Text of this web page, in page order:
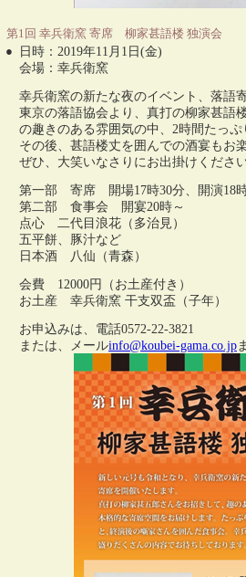
第1回 幸兵衛窯 寄席 柳家甚語楼 独演会
●
日時：2019年11月1日(金)
会場：幸兵衛窯
幸兵衛窯の新たな夜のイベント、落語
東京の落語協会より、真打の柳家甚語
の趣きのある雰囲気の中、2時間たっ
その後、甚語楼丈を囲んでの酒宴もお
ぜひ、大笑いなさりにお出掛けくださ
第一部 寄席 開場17時30分、開演18
第二部 食事会 開宴20時～
点心 二代目浪花（多治見）
五平餅、豚汁など
日本酒 八仙（青森）
会費 12000円（お土産付き）
お土産 幸兵衛窯 干支双盃（子年）
お申込みは、電話0572-22-3821
または、メールinfo@koubei-gama.co.jp